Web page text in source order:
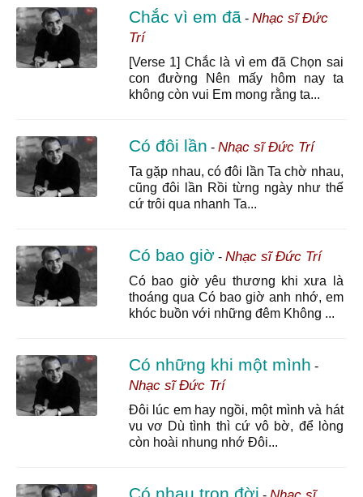
Chắc vì em đã- Nhạc sĩ Đức
Trí
[Verse 1] Chắc là vì em đã Chọn sai
con đường Nên mấy hôm nay ta
không còn vui Em mong rằng ta...
Có đôi lần - Nhạc sĩ Đức Trí
Ta gặp nhau, có đôi lần Ta chờ nhau,
cũng đôi lần Rồi từng ngày như thế
cứ trôi qua nhanh Ta...
Có bao giờ- Nhạc sĩ Đức Trí
Có bao giờ yêu thương khi xưa là
thoáng qua Có bao giờ anh nhớ, em
khóc buồn với những đêm Không ...
Có những khi một mình -
Nhạc sĩ Đức Trí
Đôi lúc em hay ngồi, một mình và hát
vu vơ Dù tình thì cứ vô bờ, để lòng
còn hoài nhung nhớ Đôi...